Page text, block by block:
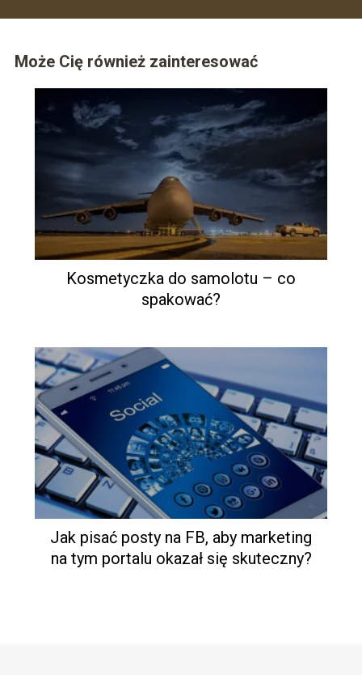
Może Cię również zainteresować
Kosmetyczka do samolotu – co
spakować?
Jak pisać posty na FB, aby marketing
na tym portalu okazał się skuteczny?